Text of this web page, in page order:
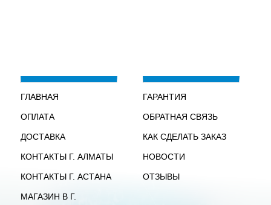
ГЛАВНАЯ
ОПЛАТА
ДОСТАВКА
КОНТАКТЫ Г. АЛМАТЫ
КОНТАКТЫ Г. АСТАНА
МАГАЗИН В Г.
ГАРАНТИЯ
ОБРАТНАЯ СВЯЗЬ
КАК СДЕЛАТЬ ЗАКАЗ
НОВОСТИ
ОТЗЫВЫ